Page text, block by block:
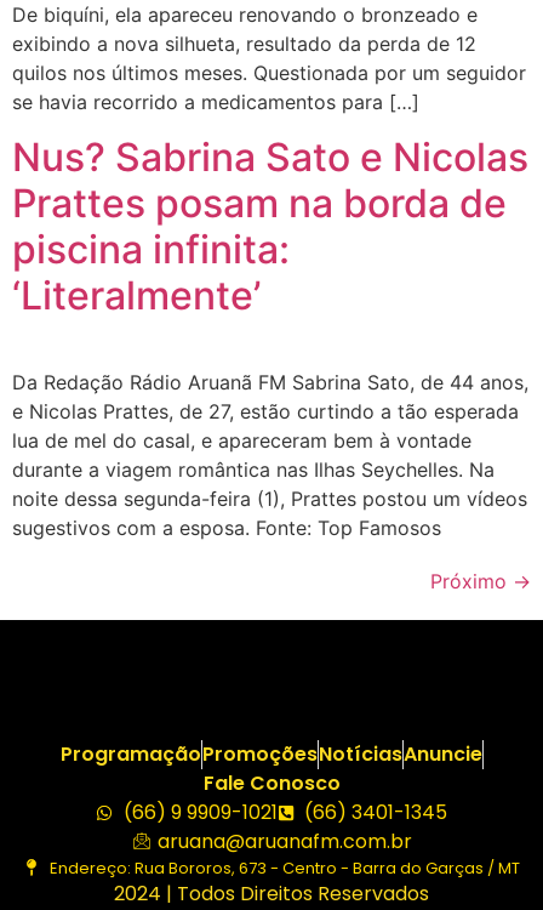
De biquíni, ela apareceu renovando o bronzeado e
exibindo a nova silhueta, resultado da perda de 12
quilos nos últimos meses. Questionada por um seguidor
se havia recorrido a medicamentos para […]
Nus? Sabrina Sato e Nicolas
Prattes posam na borda de
piscina infinita:
‘Literalmente’
Da Redação Rádio Aruanã FM Sabrina Sato, de 44 anos,
e Nicolas Prattes, de 27, estão curtindo a tão esperada
lua de mel do casal, e apareceram bem à vontade
durante a viagem romântica nas Ilhas Seychelles. Na
noite dessa segunda-feira (1), Prattes postou um vídeos
sugestivos com a esposa. Fonte: Top Famosos
Próximo →
ProgramaçãoPromoçõesNotíciasAnuncie
Fale Conosco
(66) 9 9909-1021
(66) 3401-1345
aruana@aruanafm.com.br
Endereço: Rua Bororos, 673 - Centro - Barra do Garças / MT
2024 | Todos Direitos Reservados